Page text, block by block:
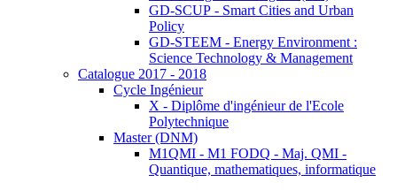
GD-SCUP - Smart Cities and Urban
Policy
GD-STEEM - Energy Environment :
Science Technology & Management
Catalogue 2017 - 2018
Cycle Ingénieur
X - Diplôme d'ingénieur de l'Ecole
Polytechnique
Master (DNM)
M1QMI - M1 FODQ - Maj. QMI -
Quantique, mathematiques, informatique